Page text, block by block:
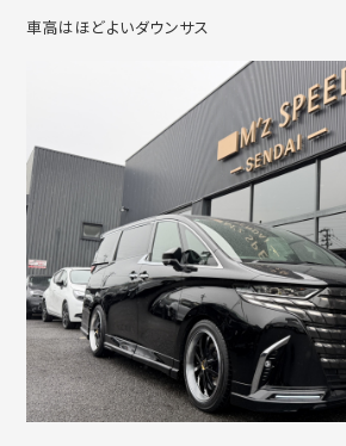
車高はほどよいダウンサス